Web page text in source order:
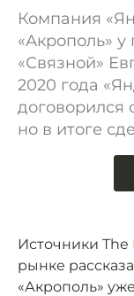
Компания
«Акрополь»
«Связной»
2020 года
договорился
но в итоге
Источники
рынке
«Акрополь»